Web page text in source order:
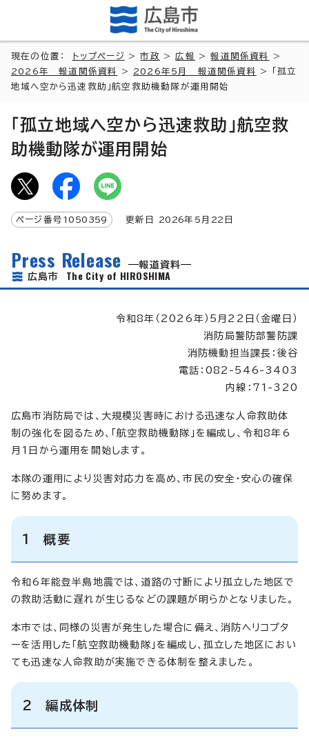
現在の位置： トップページ >市政 >広報 >報道関係資料
>
2026年 報道関係資料
> 2026年5月 報道関係資料
> 「孤立
地域へ空から迅速救助」航空救助機動隊が運用開始
「孤立地域へ空から迅速救助」航空救
助機動隊が運用開始
ページ番号 1050359 更新日 2026年5月 22 日
Press Release
報道資料
広島市 The City of HIROSHIMA
令和8年（2026年）5月22日（金曜日）
消防局警防部警防課
消防機動担当課長：後谷
電話：082-546-3403
内線：71-320
広島市消防局では、大規模災害時における迅速な人命救助体
制の強化を図るため、「航空救助機動隊」を編成し、令和8年6
月1日から運用を開始します。
本隊の運用により災害対応力を高め、市民の安全・安心の確保
に努めます。
1 概要
令和6年能登半島地震では、道路の寸断により孤立した地区で
の救助活動に遅れが生じるなどの課題が明らかとなりました。
本市では、同様の災害が発生した場合に備え、消防ヘリコプタ
ーを活用した「航空救助機動隊」を編成し、孤立した地区におい
ても迅速な人命救助が実施できる体制を整えました。
2 編成体制